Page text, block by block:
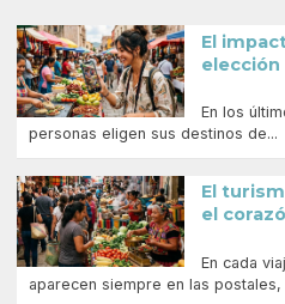
El
elección
En los
personas eligen sus destinos de...
El
el
En cada
aparecen siempre en las postales,